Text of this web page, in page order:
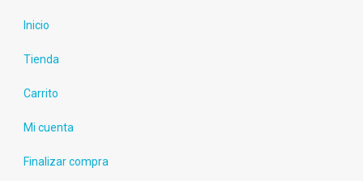
Inicio
Tienda
Carrito
Mi cuenta
Finalizar compra